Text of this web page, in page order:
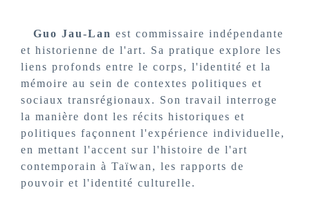
Guo Jau-Lan est commissaire indépendante
et historienne de l'art. Sa pratique explore les
liens profonds entre le corps, l'identité et la
mémoire au sein de contextes politiques et
sociaux transrégionaux. Son travail interroge
la manière dont les récits historiques et
politiques façonnent l'expérience individuelle,
en mettant l'accent sur l'histoire de l'art
contemporain à Taïwan, les rapports de
pouvoir et l'identité culturelle.